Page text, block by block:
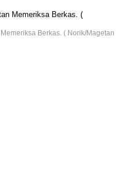
Berkas. ( Norik/Magetan